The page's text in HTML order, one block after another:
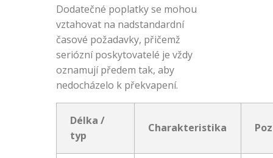
Dodatečné poplatky se mohou
vztahovat na nadstandardní
časové požadavky, přičemž
seriózní poskytovatelé je vždy
oznamují předem tak, aby
nedocházelo k překvapení.
Délka /
typ
Charakteristika